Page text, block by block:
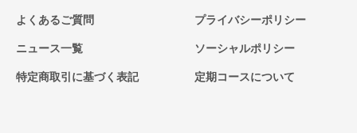
よくあるご質問
ニュース一覧
特定商取引に基づく表記
プライバシーポリシー
ソーシャルポリシー
定期コースについて